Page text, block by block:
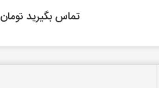
تماس بگیرید تومان